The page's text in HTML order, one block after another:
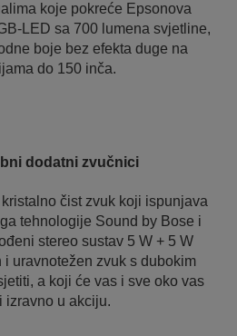
koje pokreće Epsonova
LED sa 700 lumena svjetline,
boje bez efekta duge na
do 150 inča.
dodatni zvučnici
čist zvuk koji ispunjava
tehnologije Sound by Bose i
stereo sustav 5 W + 5 W
i uravnotežen zvuk s dubokim
a koji će vas i sve oko vas
izravno u akciju.